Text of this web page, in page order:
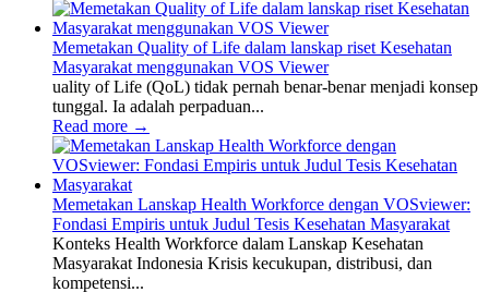
Memetakan Quality of Life dalam lanskap riset Kesehatan
Masyarakat menggunakan VOS Viewer
uality of Life (QoL) tidak pernah benar-benar menjadi konsep
tunggal. Ia adalah perpaduan...
Read more →
Memetakan Lanskap Health Workforce dengan VOSviewer:
Fondasi Empiris untuk Judul Tesis Kesehatan Masyarakat
Konteks Health Workforce dalam Lanskap Kesehatan
Masyarakat Indonesia Krisis kecukupan, distribusi, dan
kompetensi...